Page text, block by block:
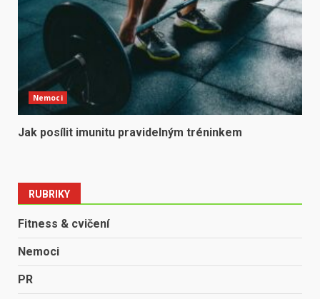
Nemoci
Jak posílit imunitu pravidelným tréninkem
RUBRIKY
Fitness & cvičení
Nemoci
PR